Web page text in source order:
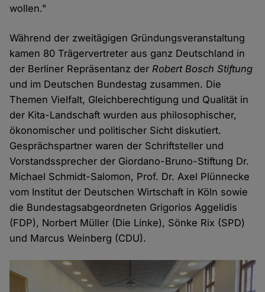
wollen."
Während der zweitägigen Gründungsveranstaltung
kamen 80 Trägervertreter aus ganz Deutschland in
der Berliner Repräsentanz derRobert Bosch Stiftung
und im Deutschen Bundestag zusammen. Die
Themen Vielfalt, Gleichberechtigung und Qualität in
der Kita-Landschaft wurden aus philosophischer,
ökonomischer und politischer Sicht diskutiert.
Gesprächspartner waren der Schriftsteller und
Vorstandssprecher der Giordano-Bruno-Stiftung Dr.
Michael Schmidt-Salomon, Prof. Dr. Axel Plünnecke
vom Institut der Deutschen Wirtschaft in Köln sowie
die Bundestagsabgeordneten Grigorios Aggelidis
(FDP), Norbert Müller (Die Linke), Sönke Rix (SPD)
und Marcus Weinberg (CDU).